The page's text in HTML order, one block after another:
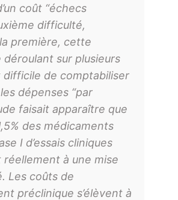
coût “échecs
difficulté,
première, cette
sur plusieurs
difficile de comptabiliser
dépenses “par
faisait apparaître que
des médicaments
I d’essais cliniques
réellement à une mise
Les coûts de
préclinique s’élèvent à